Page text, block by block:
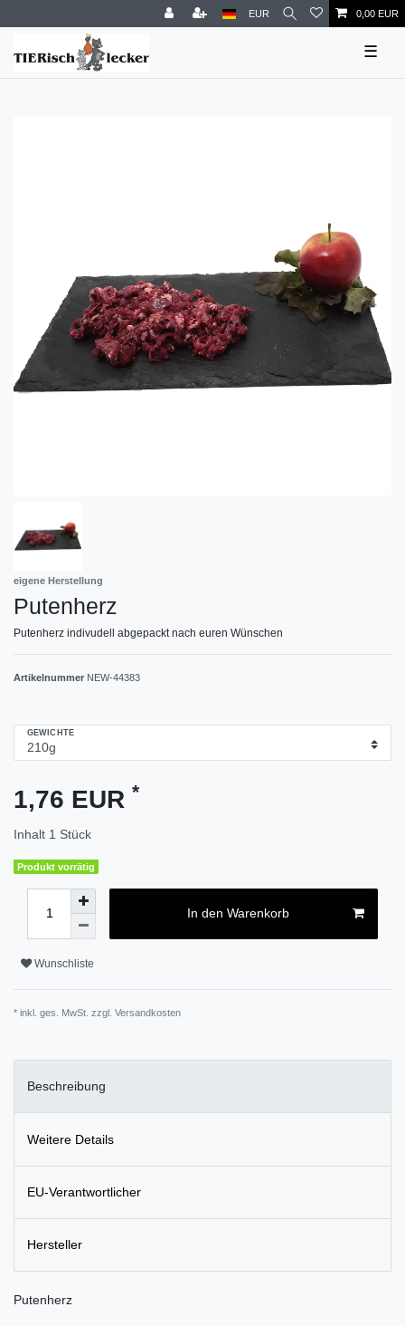
EUR 0,00 EUR
☰
eigene Herstellung
Putenherz
Putenherz indivudell abgepackt nach euren Wünschen
Artikelnummer NEW-44383
GEWICHTE
1,76 EUR *
Inhalt 1 Stück
Produkt vorrätig
In den Warenkorb
Wunschliste
* inkl. ges. MwSt. zzgl. Versandkosten
Beschreibung
Weitere Details
EU-Verantwortlicher
Hersteller
Putenherz